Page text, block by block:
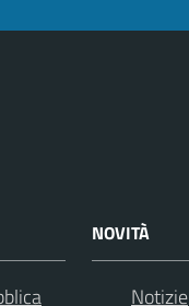
NOVITÀ
Notizie